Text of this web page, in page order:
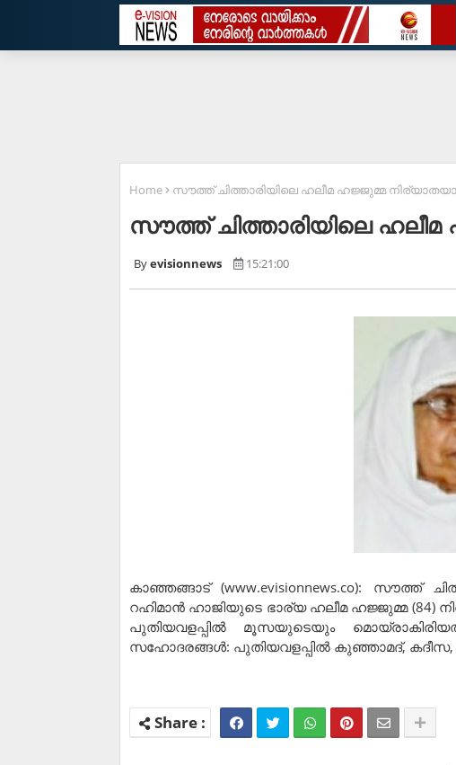
Home സൗത്ത് ചിത്താരിയിലെ ഹലീമ ഹജ്ജുമ്മ
സൗത്ത് ചിത്താരിയിലെ
evisionnews 15:21:00
കാഞ്ഞങ്ങാട് (www.evisionnews.co): സൗത്ത്
റഹിമാന്‍ ഹാജിയുടെ ഭാര്യ ഹലീമ ഹജ്ജുമ്മ (84)
പുതിയവളപ്പില്‍ മൂസയുടെയും
സഹോദരങ്ങള്‍: പുതിയവളപ്പില്‍ കുഞ്ഞാമദ്,